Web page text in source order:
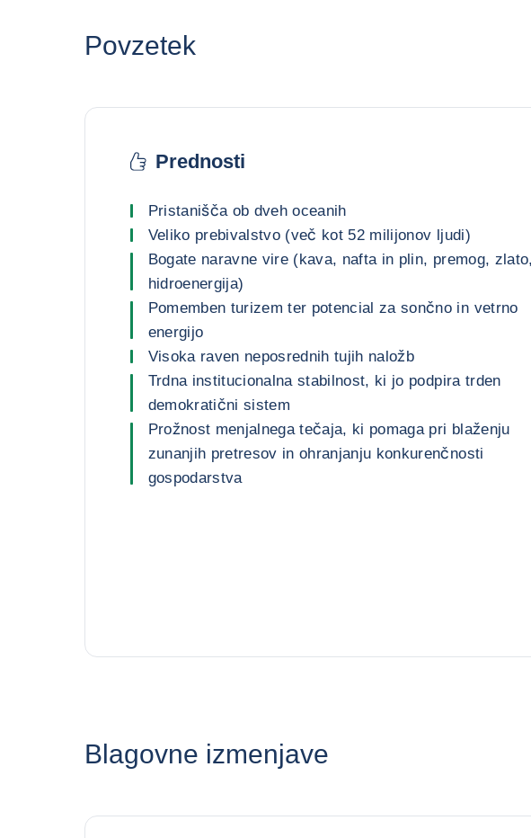
Povzetek
Prednosti
Pristanišča ob dveh oceanih
Veliko prebivalstvo (več kot 52 milijonov ljudi)
Bogate naravne vire (kava, nafta in plin, premog, zlato,
hidroenergija)
Pomemben turizem ter potencial za sončno in vetrno
energijo
Visoka raven neposrednih tujih naložb
Trdna institucionalna stabilnost, ki jo podpira trden
demokratični sistem
Prožnost menjalnega tečaja, ki pomaga pri blaženju
zunanjih pretresov in ohranjanju konkurenčnosti
gospodarstva
Blagovne izmenjave